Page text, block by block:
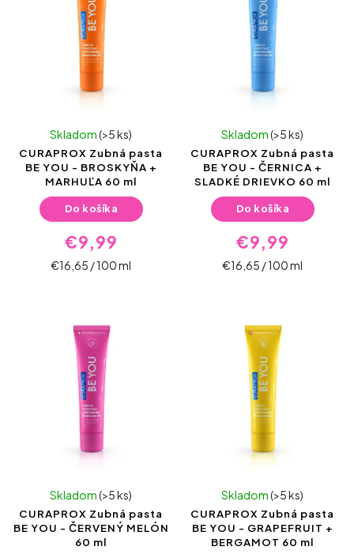
CURAPROX Zubná pasta
BE YOU - BROSKYŇA +
MARHUĽA 60 ml
Skladom(>5 ks)
€9,99
€16,65 / 100 ml
Do košíka
CURAPROX Zubná pasta
BE YOU - ČERNICA +
SLADKÉ DRIEVKO 60 ml
Skladom(>5 ks)
€9,99
€16,65 / 100 ml
Do košíka
CURAPROX Zubná pasta
BE YOU - ČERVENÝ MELÓN
60 ml
Skladom(>5 ks)
CURAPROX Zubná pasta
BE YOU - GRAPEFRUIT +
BERGAMOT 60 ml
Skladom(>5 ks)